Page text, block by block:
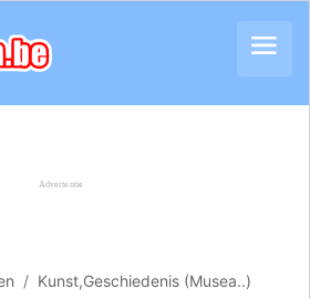
Kunst,Geschiedenis (Musea..)